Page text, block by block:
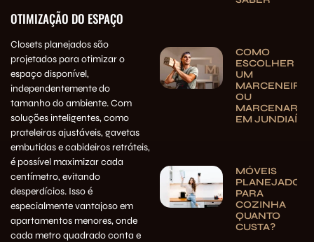
OTIMIZAÇÃO DO ESPAÇO
Closets planejados são
projetados para otimizar o
espaço disponível,
independentemente do
tamanho do ambiente. Com
soluções inteligentes, como
prateleiras ajustáveis, gavetas
embutidas e cabideiros retráteis,
é possível maximizar cada
centímetro, evitando
desperdícios. Isso é
especialmente vantajoso em
apartamentos menores, onde
cada metro quadrado conta e
COMO
ESCOLHER
UM
MARCENEIRO
OU
MARCENARIA
EM JUNDIAÍ
MÓVEIS
PLANEJADOS
PARA
COZINHA
QUANTO
CUSTA?